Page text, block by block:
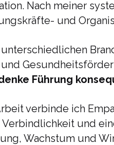
Nach meiner
und
unterschiedlichen
Führung
verbinde ich
Verbindlichkeit und
Wachstum und